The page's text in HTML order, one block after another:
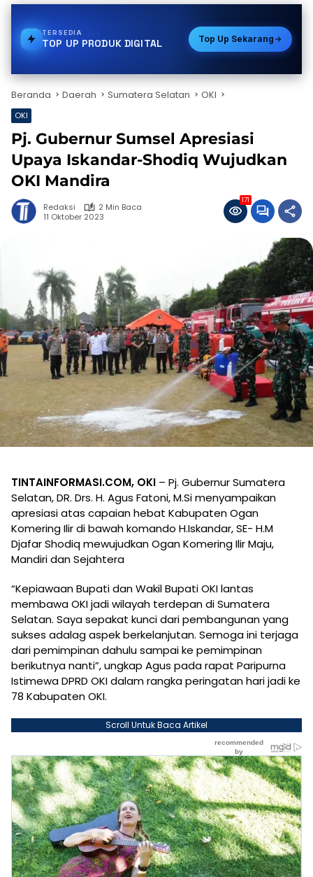
TERSEDIA
TOP UP PRODUK DIGITAL Top Up Sekarang
Beranda Daerah Sumatera Selatan OKI
OKI
Pj. Gubernur Sumsel Apresiasi
Upaya Iskandar-Shodiq Wujudkan
OKI Mandira
Redaksi
2 Min Baca
11 Oktober 2023
171
TINTAINFORMASI.COM, OKI – Pj. Gubernur Sumatera
Selatan, DR. Drs. H. Agus Fatoni, M.Si menyampaikan
apresiasi atas capaian hebat Kabupaten Ogan
Komering Ilir di bawah komando H.Iskandar, SE- H.M
Djafar Shodiq mewujudkan Ogan Komering Ilir Maju,
Mandiri dan Sejahtera
“Kepiawaan Bupati dan Wakil Bupati OKI lantas
membawa OKI jadi wilayah terdepan di Sumatera
Selatan. Saya sepakat kunci dari pembangunan yang
sukses adalag aspek berkelanjutan. Semoga ini terjaga
dari pemimpinan dahulu sampai ke pemimpinan
berikutnya nanti”, ungkap Agus pada rapat Paripurna
Istimewa DPRD OKI dalam rangka peringatan hari jadi ke
78 Kabupaten OKI.
Scroll Untuk Baca Artikel